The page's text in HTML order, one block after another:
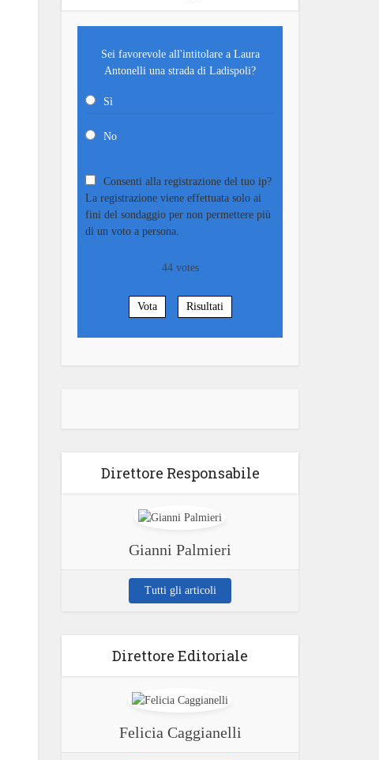
Sei favorevole all'intitolare a Laura
Antonelli una strada di Ladispoli?
Sì
No
Consenti alla registrazione del tuo ip?
La registrazione viene effettuata solo ai
fini del sondaggio per non permettere più
di un voto a persona.
44votes
Vota Risultati
Direttore Responsabile
Gianni Palmieri
Tutti gli articoli
Direttore Editoriale
Felicia Caggianelli